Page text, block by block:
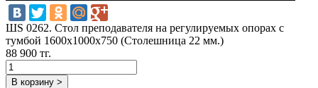
ШS 0262. Стол преподавателя на регулируемых опорах с
тумбой 1600х1000х750 (Столешница 22 мм.)
88 900 тг.
В корзину >